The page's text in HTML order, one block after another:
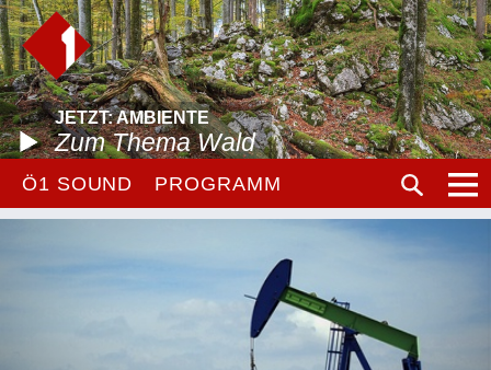
JETZT: AMBIENTE
Zum Thema Wald
Ö1 SOUND PROGRAMM